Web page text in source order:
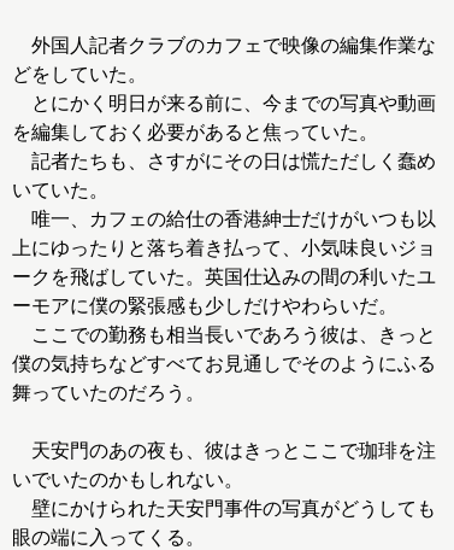
外国人記者クラブのカフェで映像の編集作業な
どをしていた。
とにかく明日が来る前に、今までの写真や動画
を編集しておく必要があると焦っていた。
記者たちも、さすがにその日は慌ただしく蠢め
いていた。
唯一、カフェの給仕の香港紳士だけがいつも以
上にゆったりと落ち着き払って、小気味良いジョ
ークを飛ばしていた。英国仕込みの間の利いたユ
ーモアに僕の緊張感も少しだけやわらいだ。
ここでの勤務も相当長いであろう彼は、きっと
僕の気持ちなどすべてお見通しでそのようにふる
舞っていたのだろう。
天安門のあの夜も、彼はきっとここで珈琲を注
いでいたのかもしれない。
壁にかけられた天安門事件の写真がどうしても
眼の端に入ってくる。